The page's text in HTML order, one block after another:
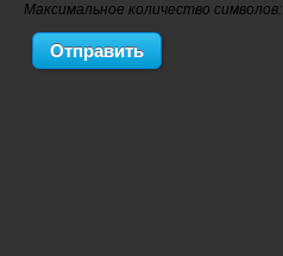
Максимальное количество символов: